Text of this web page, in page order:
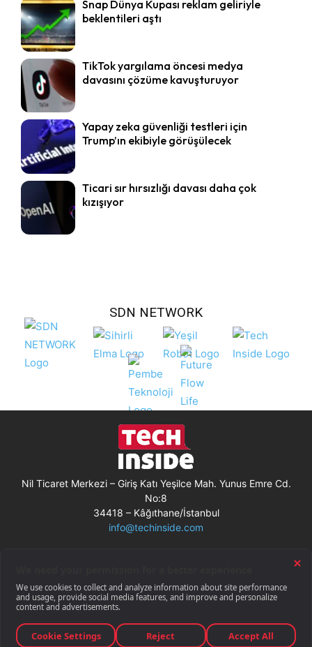
Snap Dünya Kupası reklam geliriyle
beklentileri aştı
TikTok yargılama öncesi medya
davasını çözüme kavuşturuyor
Yapay zeka güvenliği testleri için
Trump’ın ekibiyle görüşülecek
Ticari sır hırsızlığı davası daha çok
kızışıyor
SDN NETWORK
Nil Ticaret Merkezi – Giriş Katı Yeşilce Mah. Yunus Emre Cd.
No:8
34418 – Kâğıthane/İstanbul
info@techinside.com
Gizlilik Bildirimi
RSS
© Techinside.com, İnternet Medyası